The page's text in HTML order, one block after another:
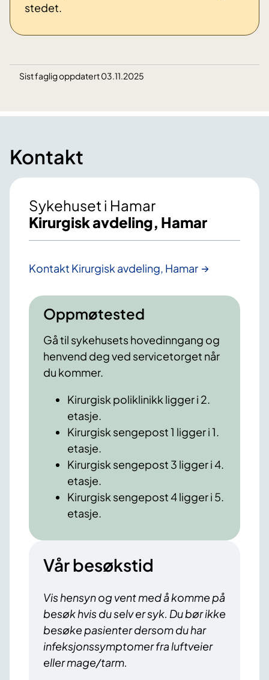
stedet.
Sist faglig oppdatert 03.11.2025
Kontakt
Sykehuset i Hamar
Kirurgisk avdeling, Hamar
Kontakt Kirurgisk avdeling, Hamar
Oppmøtested
Gå til sykehusets hovedinngang og
henvend deg ved servicetorget når
du kommer.
Kirurgisk poliklinikk ligger i 2.
etasje.
Kirurgisk sengepost 1 ligger i 1.
etasje.
Kirurgisk sengepost 3 ligger i 4.
etasje.
Kirurgisk sengepost 4 ligger i 5.
etasje.
Vår besøkstid
Vis hensyn og vent med å komme på
besøk hvis du selv er syk. Du bør ikke
besøke pasienter dersom du har
infeksjonssymptomer fra luftveier
eller mage/tarm.